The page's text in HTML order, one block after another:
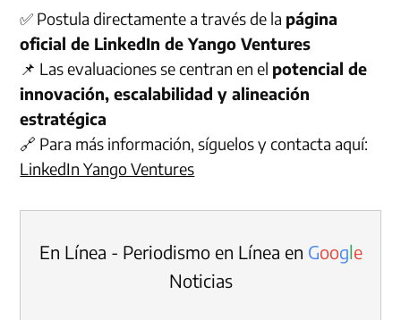
✅ Postula directamente a través de la página
oficial de LinkedIn de Yango Ventures
📌 Las evaluaciones se centran en el potencial de
innovación, escalabilidad y alineación
estratégica
🔗 Para más información, síguelos y contacta aquí:
LinkedIn Yango Ventures
En Línea - Periodismo en Línea en Google
Noticias